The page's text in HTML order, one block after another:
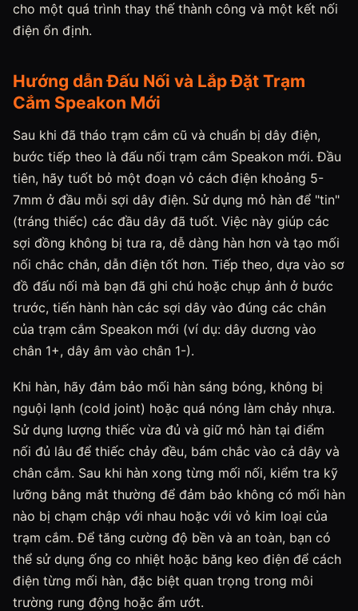
cho một quá trình thay thế thành công và một kết nối
điện ổn định.
Hướng dẫn Đấu Nối và Lắp Đặt Trạm
Cắm Speakon Mới
Sau khi đã tháo trạm cắm cũ và chuẩn bị dây điện,
bước tiếp theo là đấu nối trạm cắm Speakon mới. Đầu
tiên, hãy tuốt bỏ một đoạn vỏ cách điện khoảng 5-
7mm ở đầu mỗi sợi dây điện. Sử dụng mỏ hàn để "tin"
(tráng thiếc) các đầu dây đã tuốt. Việc này giúp các
sợi đồng không bị tưa ra, dễ dàng hàn hơn và tạo mối
nối chắc chắn, dẫn điện tốt hơn. Tiếp theo, dựa vào sơ
đồ đấu nối mà bạn đã ghi chú hoặc chụp ảnh ở bước
trước, tiến hành hàn các sợi dây vào đúng các chân
của trạm cắm Speakon mới (ví dụ: dây dương vào
chân 1+, dây âm vào chân 1-).
Khi hàn, hãy đảm bảo mối hàn sáng bóng, không bị
nguội lạnh (cold joint) hoặc quá nóng làm chảy nhựa.
Sử dụng lượng thiếc vừa đủ và giữ mỏ hàn tại điểm
nối đủ lâu để thiếc chảy đều, bám chắc vào cả dây và
chân cắm. Sau khi hàn xong từng mối nối, kiểm tra kỹ
lưỡng bằng mắt thường để đảm bảo không có mối hàn
nào bị chạm chập với nhau hoặc với vỏ kim loại của
trạm cắm. Để tăng cường độ bền và an toàn, bạn có
thể sử dụng ống co nhiệt hoặc băng keo điện để cách
điện từng mối hàn, đặc biệt quan trọng trong môi
trường rung động hoặc ẩm ướt.